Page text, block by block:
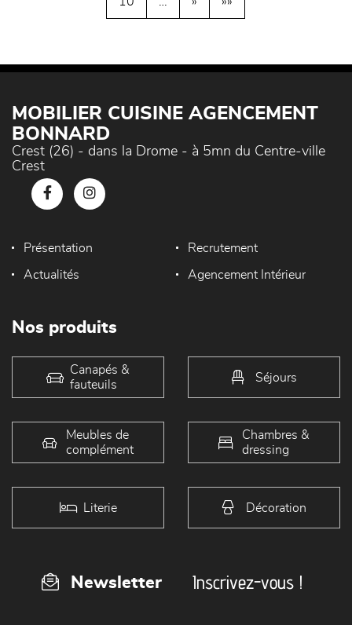
MOBILIER CUISINE AGENCEMENT
BONNARD
Crest (26) - dans la Drome - à 5mn du Centre-ville
Crest
Présentation Recrutement
Actualités Agencement Intérieur
Nos produits
Canapés &
fauteuils
Séjours
Meubles de
complément
Chambres &
dressing
Literie Décoration
Newsletter Inscrivez-vous !